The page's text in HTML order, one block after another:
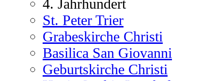
4. Jahrhundert
St. Peter Trier
Grabeskirche Christi
Basilica San Giovanni
Geburtskirche Christi